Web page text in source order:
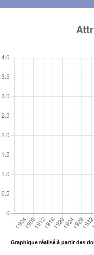
Graphique réalisé à partir des